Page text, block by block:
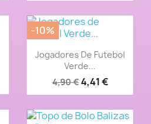
Vista rápida
Jogadores De Futebol
Verde...
4,90 €4,41 €
-10%